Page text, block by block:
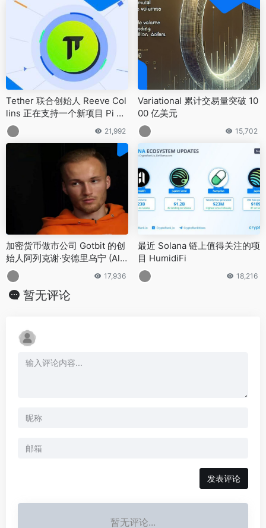
Tether 联合创始人 Reeve Col
lins 正在支持一个新项目 Pi Pr
otocol
21,992
Variational 累计交易量突破 10
00 亿美元
15,702
加密货币做市公司 Gotbit 的创
始人阿列克谢·安德里乌宁 (Ale
ksei Andriunin) 被引渡到美国
17,936
最近 Solana 链上值得关注的项
目 HumidiFi
18,216
暂无评论
发表评论
暂无评论...